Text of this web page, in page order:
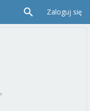
Zaloguj się